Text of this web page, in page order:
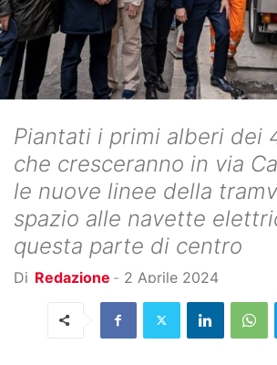
Piantati i primi alberi dei
che cresceranno in via
le nuove linee della
spazio alle navette
questa parte di centro
Di Redazione - 2 Aprile 2024